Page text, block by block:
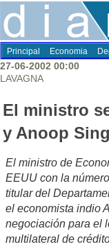
Principal Economia
27-06-2002 00:00
LAVAGNA
El ministro
y Anoop
El ministro de
EEUU con la
titular del
el economista indio
negociación para el
multilateral de